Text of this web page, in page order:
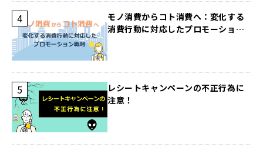
モノ消費からコト消費へ：変化する
消費行動に対応したプロモーション
レシートキャンペーンの不正行為に
注意！